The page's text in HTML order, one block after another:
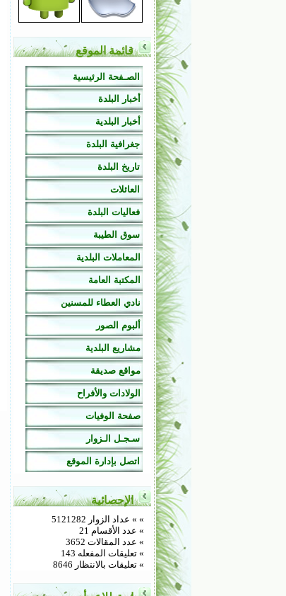
قائمة الموقع
الصـفحة الرئيسية
أخبار البلدة
أخبار البلدية
جغرافية البلدة
تاريخ البلدة
العائلات
فعاليات البلدة
سوق الطيبة
المعاملات البلدية
المكتبة العامة
نادي العطاء للمسنين
ألبوم الصور
مشاريع البلدية
مواقع صديقة
الولادات والأفراح
صفحة الوفيات
سـجـل الـزوار
اتصل بإدارة الموقع
الإحصائية
» » عداد الزوار 5121282
» عدد الأقسام 21
» عدد المقالات 3652
» تعليقات المفعله 143
» تعليقات بالانتظار 8646